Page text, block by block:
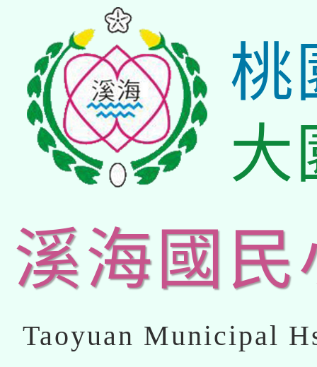
桃
大
溪海國民
Taoyuan Municipal